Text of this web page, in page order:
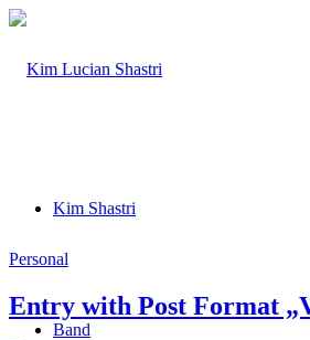
Kim Shastri
Band
Personal
Entry with Post Format